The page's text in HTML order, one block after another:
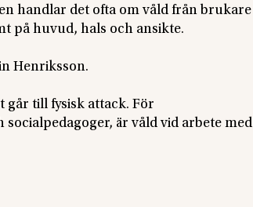
handlar det ofta om våld från brukare
på huvud, hals och ansikte.
Henriksson.
går till fysisk attack. För
är våld vid arbete med